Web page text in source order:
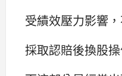
受績效壓力影響
採取認賠後換股